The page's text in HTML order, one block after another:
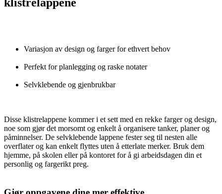
Variasjon av design og farger for ethvert behov
Perfekt for planlegging og raske notater
Selvklebende og gjenbrukbar
Disse klistrelappene kommer i et sett med en rekke farger og design,
noe som gjør det morsomt og enkelt å organisere tanker, planer og
påminnelser. De selvklebende lappene fester seg til nesten alle
overflater og kan enkelt flyttes uten å etterlate merker. Bruk dem
hjemme, på skolen eller på kontoret for å gi arbeidsdagen din et
personlig og fargerikt preg.